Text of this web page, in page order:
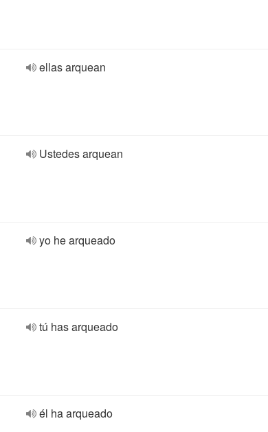
ellas arquean
Ustedes arquean
yo he arqueado
tú has arqueado
él ha arqueado